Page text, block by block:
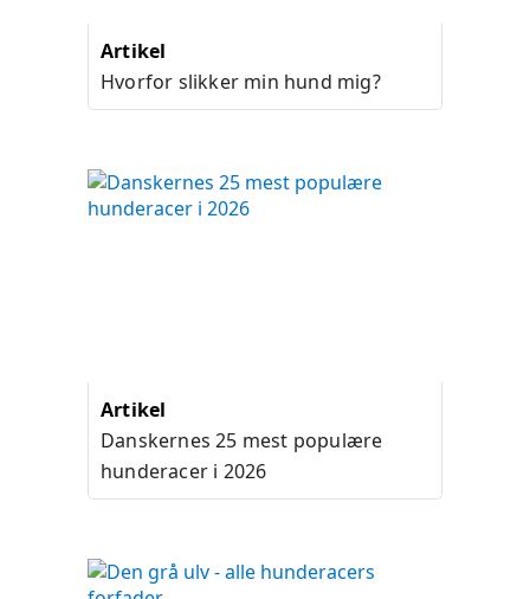
Artikel
Hvorfor slikker min hund mig?
Artikel
Danskernes 25 mest populære
hunderacer i 2026